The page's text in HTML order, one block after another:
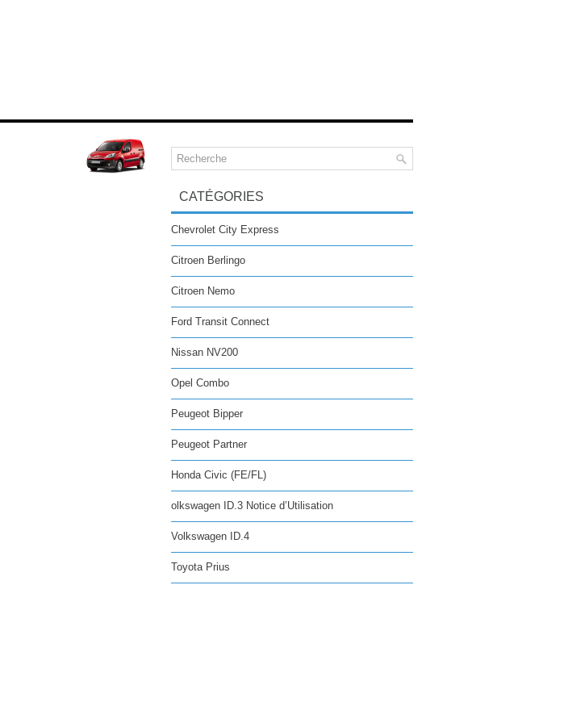
CATÉGORIES
Chevrolet City Express
Citroen Berlingo
Citroen Nemo
Ford Transit Connect
Nissan NV200
Opel Combo
Peugeot Bipper
Peugeot Partner
Honda Civic (FE/FL)
olkswagen ID.3 Notice d’Utilisation
Volkswagen ID.4
Toyota Prius